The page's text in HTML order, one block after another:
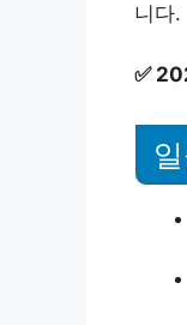
니다.
✅